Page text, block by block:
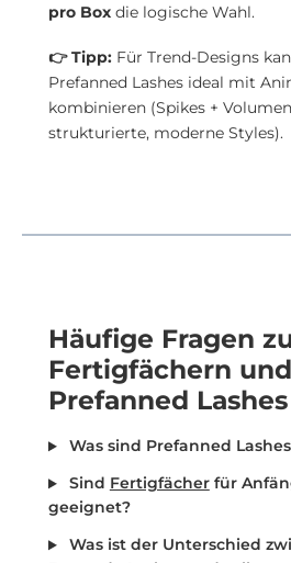
pro Box die logische Wahl.
👉 Tipp: Für Trend-Designs
Prefanned Lashes ideal mit
kombinieren (Spikes +
strukturierte, moderne Styles).
Häufige Fragen
Fertigfächern und
Prefanned Lashes
Was sind Prefanned
Sind Fertigfächerfür
geeignet?
Was ist der Unterschied